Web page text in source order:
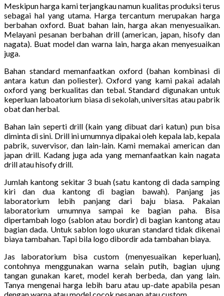
Meskipun harga kami terjangkau namun kualitas produksi terus
sebagai hal yang utama. Harga tercantum merupakan harga
berbahan oxford. Buat bahan lain, harga akan menyesuaikan.
Melayani pesanan berbahan drill (american, japan, hisofy dan
nagata). Buat model dan warna lain, harga akan menyesuaikan
juga.
Bahan standard memanfaatkan oxford (bahan kombinasi di
antara katun dan poliester). Oxford yang kami pakai adalah
oxford yang berkualitas dan tebal. Standard digunakan untuk
keperluan laboatorium biasa di sekolah, universitas atau pabrik
obat dan herbal.
Bahan lain seperti drill (kain yang dibuat dari katun) pun bisa
diminta di sini. Drill ini umumnya dipakai oleh kepala lab, kepala
pabrik, suvervisor, dan lain-lain. Kami memakai american dan
japan drill. Kadang juga ada yang memanfaatkan kain nagata
drill atau hisofy drill.
Jumlah kantong sekitar 3 buah (satu kantong di dada samping
kiri dan dua kantong di bagian bawah). Panjang jas
laboratorium lebih panjang dari baju biasa. Pakaian
laboratorium umumnya sampai ke bagian paha. Bisa
dipertambah logo (sablon atau bordir) di bagian kantong atau
bagian dada. Untuk sablon logo ukuran standard tidak dikenai
biaya tambahan. Tapi bila logo dibordir ada tambahan biaya.
Jas laboratorium bisa custom (menyesuaikan keperluan},
contohnya menggunakan warna selain putih, bagian ujung
tangan gunakan karet, model kerah berbeda, dan yang lain.
Tanya mengenai harga lebih baru atau up-date apabila pesan
dengan warna atau model cocok pesanan atau custom.